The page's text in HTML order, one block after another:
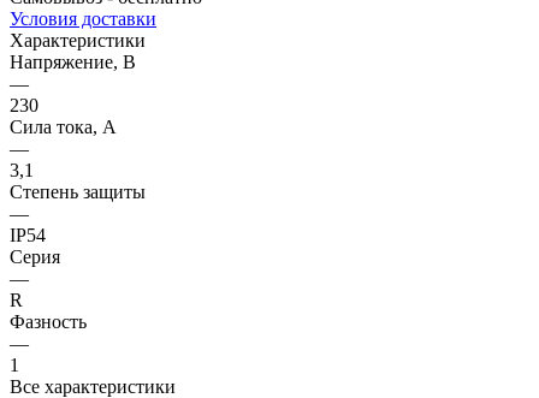
Условия доставки
Характеристики
Напряжение, В
—
230
Сила тока, A
—
3,1
Степень защиты
—
IP54
Серия
—
R
Фазность
—
1
Все характеристики